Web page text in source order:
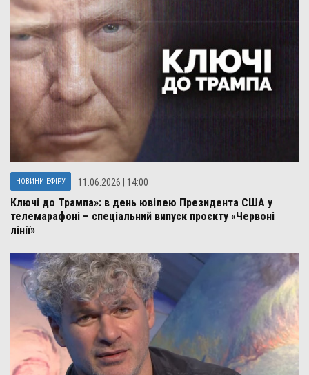
НОВИНИ ЕФІРУ 11.06.2026 | 14:00
Ключі до Трампа»: в день ювілею Президента США у
телемарафоні – спеціальний випуск проєкту «Червоні
лінії»